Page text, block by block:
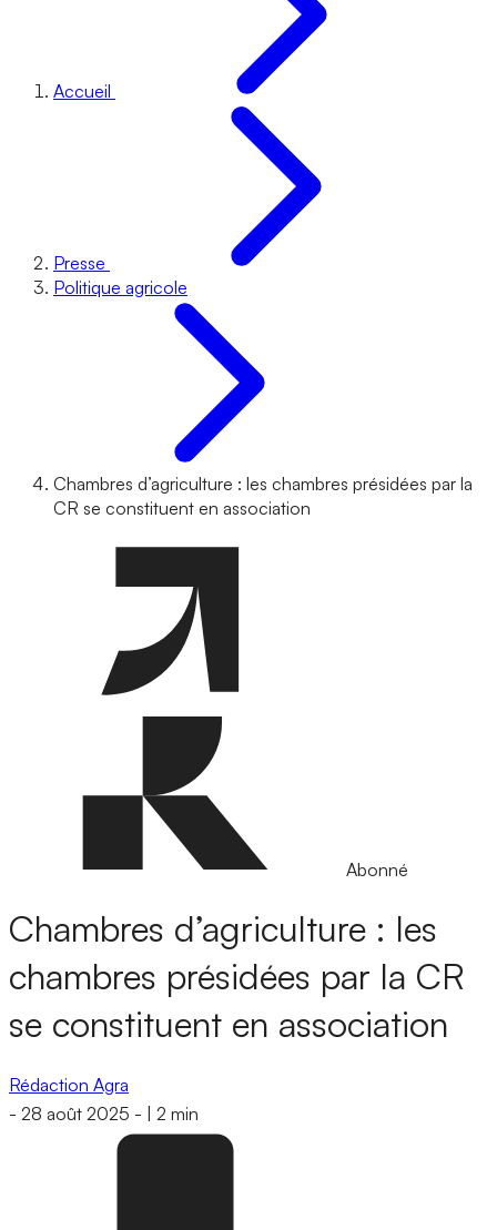
Accueil
Presse
Politique agricole
Chambres d’agriculture : les chambres présidées par la
CR se constituent en association
Abonné
Chambres d’agriculture : les
chambres présidées par la CR
se constituent en association
Rédaction Agra
- 28 août 2025 - 2 min